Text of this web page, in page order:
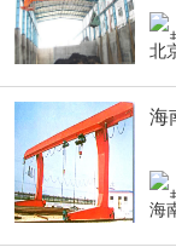
北
海
海